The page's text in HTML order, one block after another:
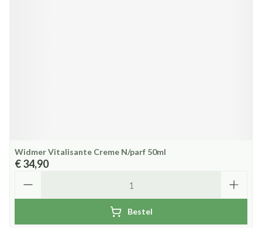
Widmer Vitalisante Creme N/parf 50ml
€ 34,90
Bestel